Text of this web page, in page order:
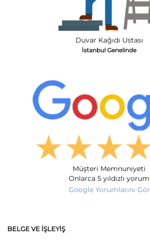
Duvar Kağıdı Ustası
İstanbul Genelinde
Müşteri Memnuniyeti
Onlarca 5 yıldızlı yorum
Google Yorumlarını Gör
BELGE VE İŞLEYIŞ